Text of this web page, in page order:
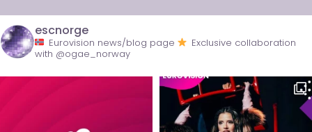
escnorge
Eurovision news/blog page
Exclusive collaboration
with @ogae_norway